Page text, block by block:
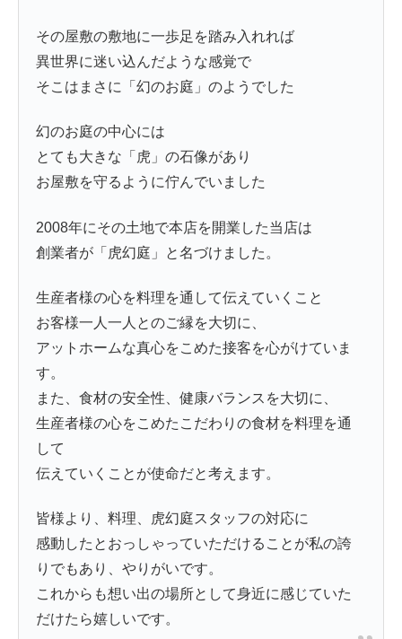
その屋敷の敷地に一歩足を踏み入れれば
異世界に迷い込んだような感覚で
そこはまさに「幻のお庭」のようでした
幻のお庭の中心には
とても大きな「虎」の石像があり
お屋敷を守るように佇んでいました
2008年にその土地で本店を開業した当店は
創業者が「虎幻庭」と名づけました。
生産者様の心を料理を通して伝えていくこと
お客様一人一人とのご縁を大切に、
アットホームな真心をこめた接客を心がけていま
す。
また、食材の安全性、健康バランスを大切に、
生産者様の心をこめたこだわりの食材を料理を通
して
伝えていくことが使命だと考えます。
皆様より、料理、虎幻庭スタッフの対応に
感動したとおっしゃっていただけることが私の誇
りでもあり、やりがいです。
これからも想い出の場所として身近に感じていた
だけたら嬉しいです。